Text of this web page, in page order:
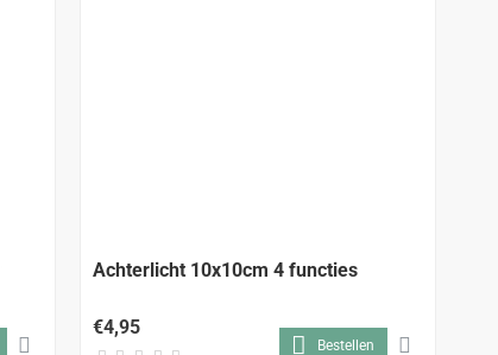
Achterlicht 10x10cm 4 functies
€4,95
Bestellen